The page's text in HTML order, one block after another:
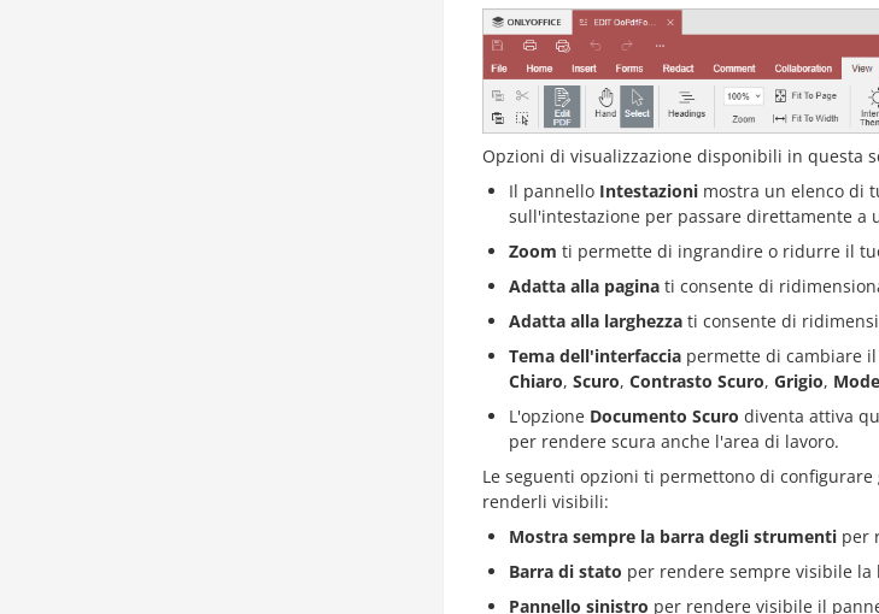
Opzioni di visualizzazione disponibili in questa
Il pannello Intestazioni mostra un elenco di
sull'intestazione per passare direttamente a
Zoom ti permette di ingrandire o ridurre il
Adatta alla pagina ti consente di
Adatta alla larghezza ti consente di
Tema dell'interfaccia permette di cambiare
Chiaro, Scuro, Contrasto Scuro, Grigio,
L'opzione Documento Scuro diventa attiva
per rendere scura anche l'area di lavoro.
Le seguenti opzioni ti permettono di
renderli visibili:
Mostra sempre la barra degli strumenti per
Barra di stato per rendere sempre visibile la
Pannello sinistro per rendere visibile il